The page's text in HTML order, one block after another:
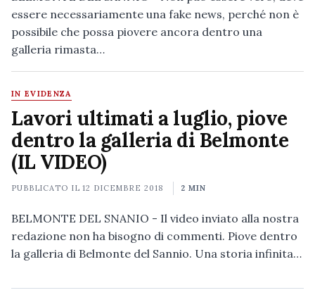
essere necessariamente una fake news, perché non è
possibile che possa piovere ancora dentro una
galleria rimasta…
IN EVIDENZA
Lavori ultimati a luglio, piove
dentro la galleria di Belmonte
(IL VIDEO)
PUBBLICATO IL12 DICEMBRE 2018 2 MIN
BELMONTE DEL SNANIO - Il video inviato alla nostra
redazione non ha bisogno di commenti. Piove dentro
la galleria di Belmonte del Sannio. Una storia infinita…